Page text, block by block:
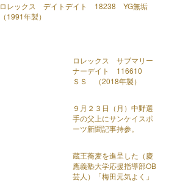
ロレックス デイトデイト 18238 YG無垢
（1991年製）
ロレックス サブマリー
ナーデイト 116610
ＳＳ （2018年製）
９月２３日（月）中野選
手の父上にサンケイスポ
ーツ新聞記事持参。
蔵王蕎麦を進呈した（慶
應義塾大学応援指導部OB
芸人）「梅田元気よく」